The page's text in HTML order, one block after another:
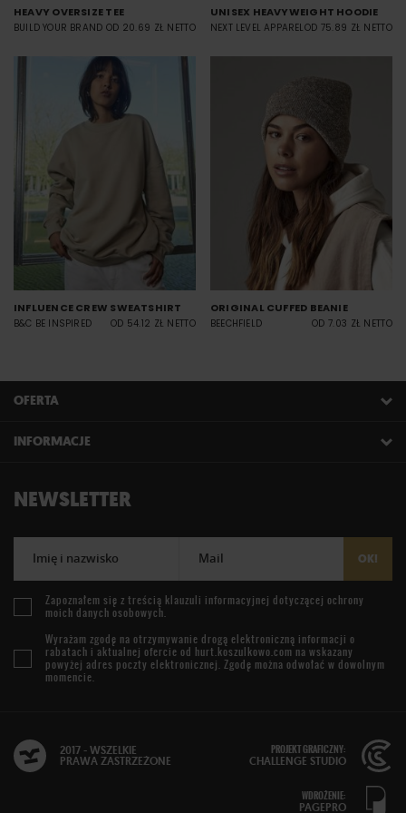
HEAVY OVERSIZE TEE
BUILD YOUR BRAND OD 20.69 ZŁ NETTO
UNISEX HEAVYWEIGHT HOODIE
NEXT LEVEL APPARELOD 75.89 ZŁ NETTO
INFLUENCE CREW SWEATSHIRT
B&C BE INSPIRED OD 54.12 ZŁ NETTO
ORIGINAL CUFFED BEANIE
BEECHFIELD OD 7.03 ZŁ NETTO
OFERTA
INFORMACJE
NEWSLETTER
Imię i nazwisko Mail OK!
Zapoznałem się z treścią klauzuli informacyjnej dotyczącej ochrony
moich danych osobowych.
Wyrażam zgodę na otrzymywanie drogą elektroniczną informacji o
rabatach i aktualnej ofercie od hurt.koszulkowo.com na wskazany
powyżej adres poczty elektronicznej. Zgodę można odwołać w dowolnym
momencie.
2017 - WSZELKIE
PRAWA ZASTRZEŻONE
PROJEKT GRAFICZNY:
CHALLENGE STUDIO
WDROŻENIE:
PAGEPRO